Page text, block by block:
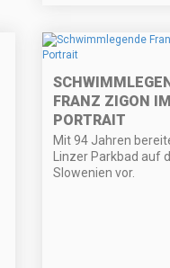
FRANZ ZIGON IM
PORTRAIT
Mit 94 Jahren
Linzer Parkbad auf
Slowenien vor.